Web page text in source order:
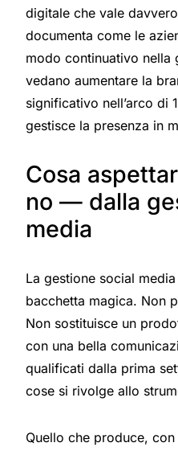
digitale che vale
documenta come le
modo continuativo nella
vedano aumentare la
significativo nell’arco di
gestisce la presenza in
Cosa
no — dalla
media
La gestione social
bacchetta magica. Non
Non sostituisce un
con una bella
qualificati dalla prima
cose si rivolge allo
Quello che produce,